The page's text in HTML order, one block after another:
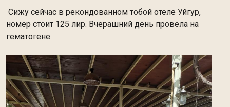
Сижу сейчас в рекондованном тобой отеле Уйгур,
номер стоит 125 лир. Вчерашний день провела на
гематогене